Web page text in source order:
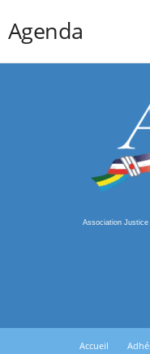
Agenda
Association
Accueil